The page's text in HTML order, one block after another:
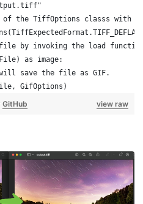
the TiffOptions classs with a
file by invoking the load
as image:
save the file as GIF.
GifOptions)
view raw
GitHub